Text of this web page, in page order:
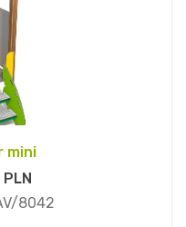
mini
PLN
8042